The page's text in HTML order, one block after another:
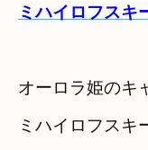
ミハイロフスキ
オーロラ姫のキ
ミハイロフスキ